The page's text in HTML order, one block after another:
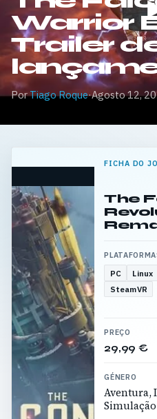
Warrior
Trailer
PorTiago Roque·Agosto 12,
FICHA DO
The
PC Linux
SteamVR
PREÇO
29,99 €
GÉNERO
Aventura,
Simulação